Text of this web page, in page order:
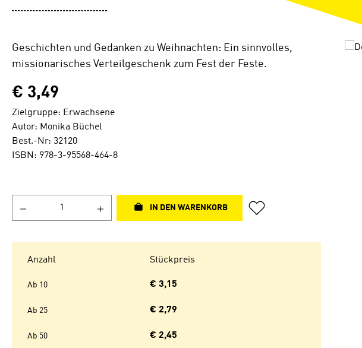
Geschichten und Gedanken zu Weihnachten: Ein sinnvolles,
missionarisches Verteilgeschenk zum Fest der Feste.
€ 3,49
Zielgruppe: Erwachsene
Autor: Monika Büchel
Best.-Nr: 32120
ISBN: 978-3-95568-464-8
IN DEN WARENKORB
Anzahl Stückpreis
Ab 10 € 3,15
Ab 25 € 2,79
Ab 50 € 2,45